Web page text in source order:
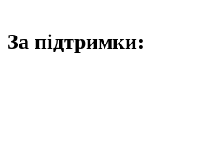
За підтримки: